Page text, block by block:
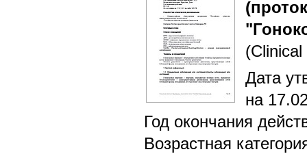
Дата
на
Год окончания
Возрастная